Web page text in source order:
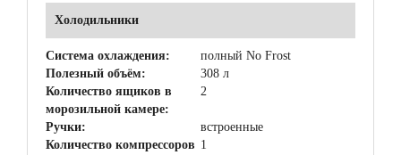
Холодильники
Система охлаждения:
полный No Frost
Полезный объём:
308 л
Количество ящиков в
морозильной камере:
2
Ручки:
встроенные
Количество компрессоров 1